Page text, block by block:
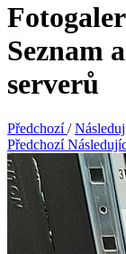
Seznam
serverů
Předchozí /
Předchozí